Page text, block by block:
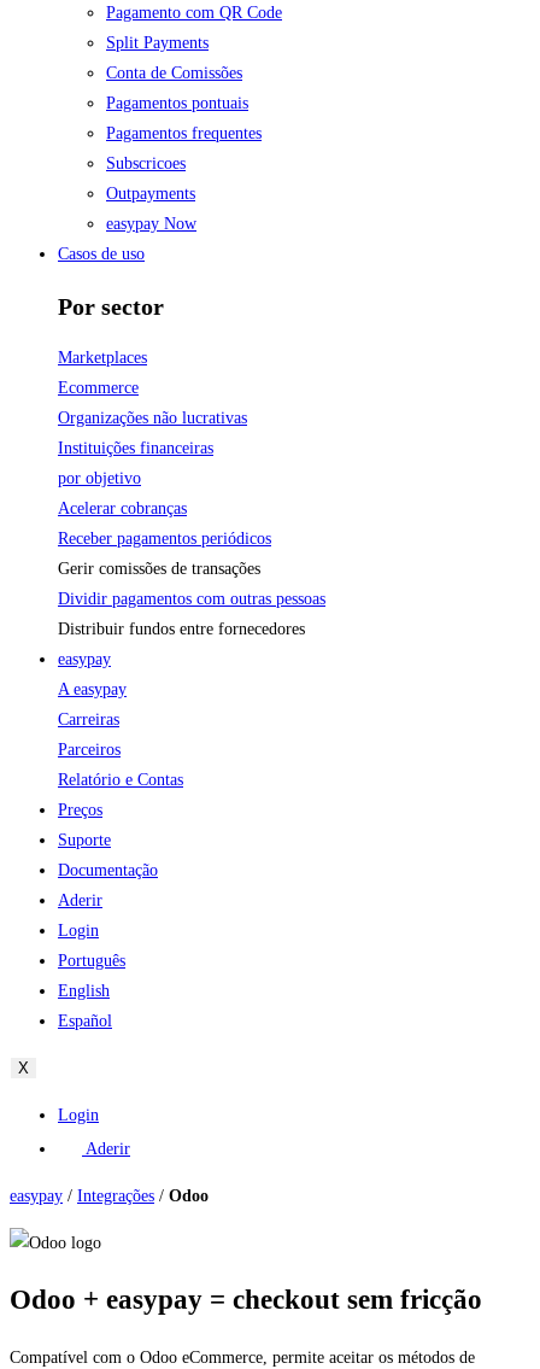
Pagamento com QR Code
Split Payments
Conta de Comissões
Pagamentos pontuais
Pagamentos frequentes
Subscricoes
Outpayments
easypay Now
Casos de uso
Por sector
Marketplaces
Ecommerce
Organizações não lucrativas
Instituições financeiras
por objetivo
Acelerar cobranças
Receber pagamentos periódicos
Gerir comissões de transações
Dividir pagamentos com outras pessoas
Distribuir fundos entre fornecedores
easypay
A easypay
Carreiras
Parceiros
Relatório e Contas
Preços
Suporte
Documentação
Aderir
Login
Português
English
Español
X
Login
Aderir
easypay / Integrações / Odoo
Odoo + easypay = checkout sem fricção
Compatível com o Odoo eCommerce, permite aceitar os métodos de